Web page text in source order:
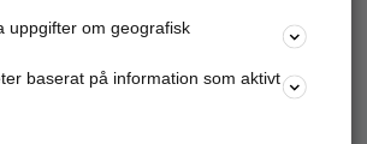
Kom igång och annonsera mot
samarbetspartners nära dig.
uppgifter om geografisk
baserat på information som aktivt